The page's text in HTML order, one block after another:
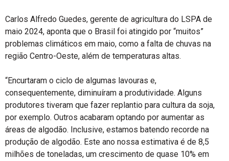
Carlos Alfredo Guedes, gerente de agricultura do LSPA de
maio 2024, aponta que o Brasil foi atingido por “muitos”
problemas climáticos em maio, como a falta de chuvas na
região Centro-Oeste, além de temperaturas altas.
“Encurtaram o ciclo de algumas lavouras e,
consequentemente, diminuíram a produtividade. Alguns
produtores tiveram que fazer replantio para cultura da soja,
por exemplo. Outros acabaram optando por aumentar as
áreas de algodão. Inclusive, estamos batendo recorde na
produção de algodão. Este ano nossa estimativa é de 8,5
milhões de toneladas, um crescimento de quase 10% em